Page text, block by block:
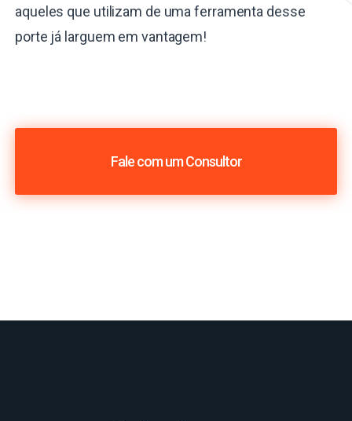
aqueles que utilizam de uma ferramenta desse
porte já larguem em vantagem!
Fale com um Consultor